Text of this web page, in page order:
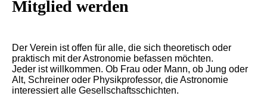
Mitglied werden
Der Verein ist offen für alle, die sich theoretisch oder
praktisch mit der Astronomie befassen möchten.
Jeder ist willkommen. Ob Frau oder Mann, ob Jung oder
Alt, Schreiner oder Physikprofessor, die Astronomie
interessiert alle Gesellschaftsschichten.